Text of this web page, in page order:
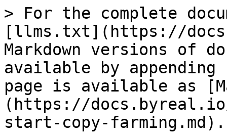
> For the complete
[llms.txt](https://
Markdown versions of
available by
page is available as
(https://
start-copy-farming.md).